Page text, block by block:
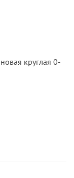
круглая 0-